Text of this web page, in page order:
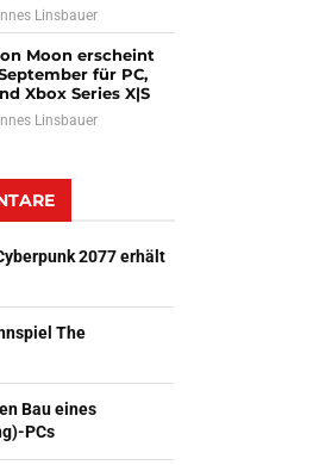
Linsbauer
Moon erscheint
für PC,
Xbox Series X|S
Linsbauer
2077 erhält
The
Bau eines
PCs